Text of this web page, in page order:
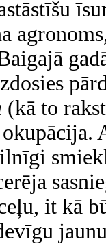
(kā to
it kā